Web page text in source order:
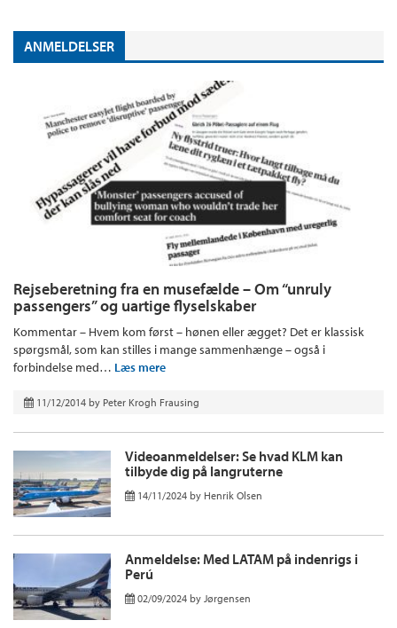
ANMELDELSER
Rejseberetning fra en musefælde – Om “unruly
passengers” og uartige flyselskaber
Kommentar – Hvem kom først – hønen eller ægget? Det er klassisk
spørgsmål, som kan stilles i mange sammenhænge – også i
forbindelse med… Læs mere
11/12/2014 by Peter Krogh Frausing
Videoanmeldelser: Se hvad KLM kan
tilbyde dig på langruterne
14/11/2024 by Henrik Olsen
Anmeldelse: Med LATAM på indenrigs i
Perú
02/09/2024 by Jørgensen